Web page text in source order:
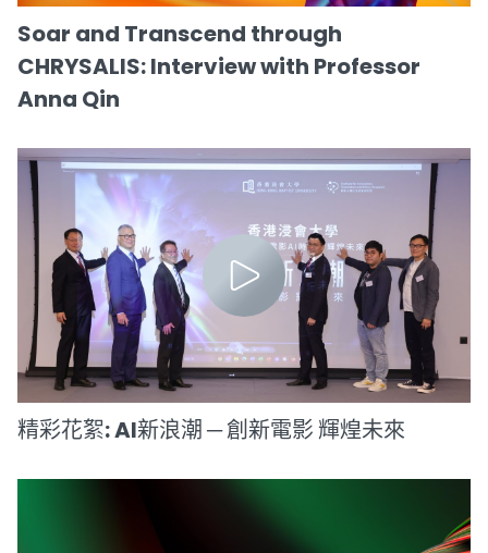
Soar and Transcend through
CHRYSALIS: Interview with Professor
Anna Qin
精彩花絮: AI新浪潮 ─ 創新電影 輝煌未來